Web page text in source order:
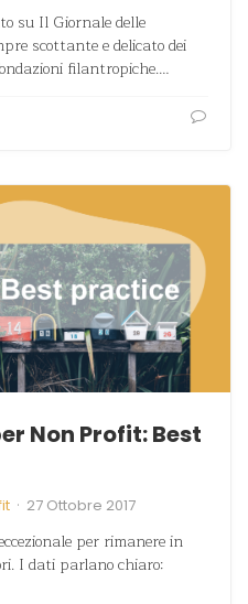
su Il Giornale delle
scottante e delicato dei
filantropiche.…
Non Profit: Best
· 27 Ottobre 2017
per rimanere in
I dati parlano chiaro: